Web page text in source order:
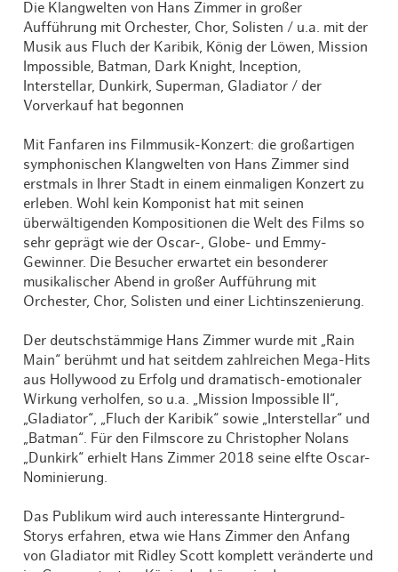
Die Klangwelten von Hans Zimmer in großer
Aufführung mit Orchester, Chor, Solisten / u.a. mit der
Musik aus Fluch der Karibik, König der Löwen, Mission
Impossible, Batman, Dark Knight, Inception,
Interstellar, Dunkirk, Superman, Gladiator / der
Vorverkauf hat begonnen
Mit Fanfaren ins Filmmusik-Konzert: die großartigen
symphonischen Klangwelten von Hans Zimmer sind
erstmals in Ihrer Stadt in einem einmaligen Konzert zu
erleben. Wohl kein Komponist hat mit seinen
überwältigenden Kompositionen die Welt des Films so
sehr geprägt wie der Oscar-, Globe- und Emmy-
Gewinner. Die Besucher erwartet ein besonderer
musikalischer Abend in großer Aufführung mit
Orchester, Chor, Solisten und einer Lichtinszenierung.
Der deutschstämmige Hans Zimmer wurde mit „Rain
Main“ berühmt und hat seitdem zahlreichen Mega-Hits
aus Hollywood zu Erfolg und dramatisch-emotionaler
Wirkung verholfen, so u.a. „Mission Impossible II“,
„Gladiator“, „Fluch der Karibik“ sowie „Interstellar“ und
„Batman“. Für den Filmscore zu Christopher Nolans
„Dunkirk“ erhielt Hans Zimmer 2018 seine elfte Oscar-
Nominierung.
Das Publikum wird auch interessante Hintergrund-
Storys erfahren, etwa wie Hans Zimmer den Anfang
von Gladiator mit Ridley Scott komplett veränderte und